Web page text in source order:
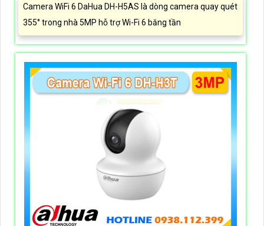
Camera WiFi 6 DaHua DH-H5AS là dòng camera quay quét
355° trong nhà 5MP hỗ trợ Wi-Fi 6 băng tần